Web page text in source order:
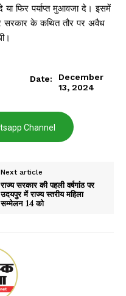
या फिर पर्याप्त मुआवजा दे। इसमें
के कथित तौर पर अवैध
Date:
December
13, 2024
Channel
Next article
राज्य सरकार की पहली वर्षगांठ पर
उदयपुर में राज्य स्तरीय महिला
सम्मेलन 14 को